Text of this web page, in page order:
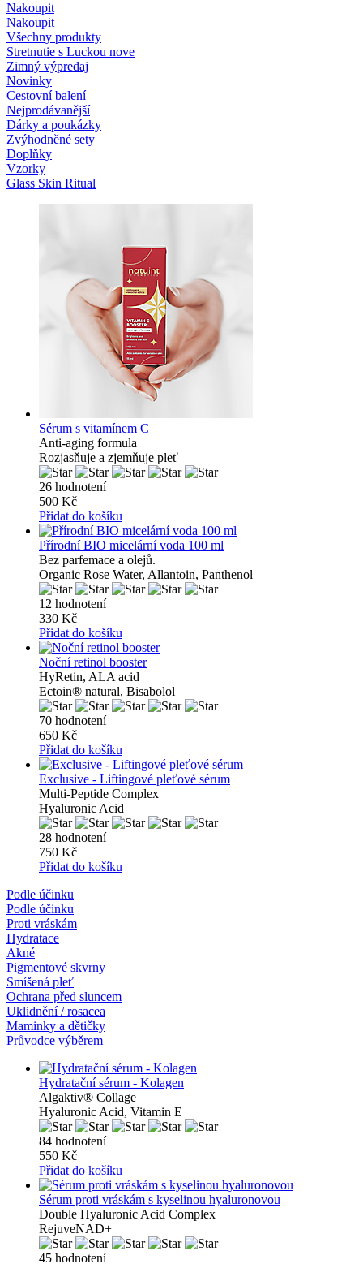
Nakoupit
Nakoupit
Všechny produkty
Stretnutie s Luckou nove
Zimný výpredaj
Novinky
Cestovní balení
Nejprodávanější
Dárky a poukázky
Zvýhodněné sety
Doplňky
Vzorky
Glass Skin Ritual
Sérum s vitamínem C
Anti-aging formula
Rozjasňuje a zjemňuje pleť
26 hodnotení
500 Kč
Přidat do košíku
Přírodní BIO micelární voda 100 ml
Bez parfemace a olejů.
Organic Rose Water, Allantoin, Panthenol
12 hodnotení
330 Kč
Přidat do košíku
Noční retinol booster
HyRetin, ALA acid
Ectoin® natural, Bisabolol
70 hodnotení
650 Kč
Přidat do košíku
Exclusive - Liftingové pleťové sérum
Multi-Peptide Complex
Hyaluronic Acid
28 hodnotení
750 Kč
Přidat do košíku
Podle účinku
Podle účinku
Proti vráskám
Hydratace
Akné
Pigmentové skvrny
Smíšená pleť
Ochrana před sluncem
Uklidnění / rosacea
Maminky a dětičky
Průvodce výběrem
Hydratační sérum - Kolagen
Algaktiv® Collage
Hyaluronic Acid, Vitamin E
84 hodnotení
550 Kč
Přidat do košíku
Sérum proti vráskám s kyselinou hyaluronovou
Double Hyaluronic Acid Complex
RejuveNAD+
45 hodnotení